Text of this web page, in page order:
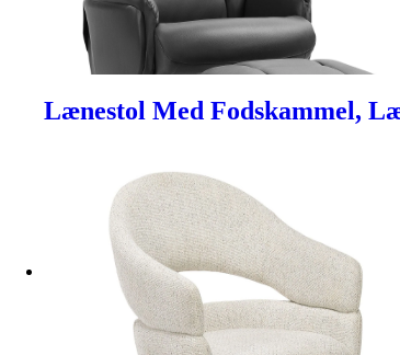
Lænestol Med Fodskammel,